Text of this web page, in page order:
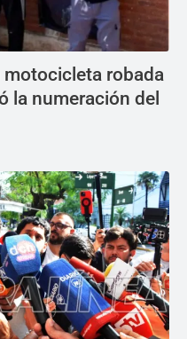
motocicleta robada
la numeración del